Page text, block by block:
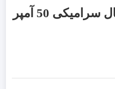
خرید و قیمت ترمینال سرامیکی 50 آمپر